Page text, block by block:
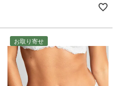
お取り寄せ